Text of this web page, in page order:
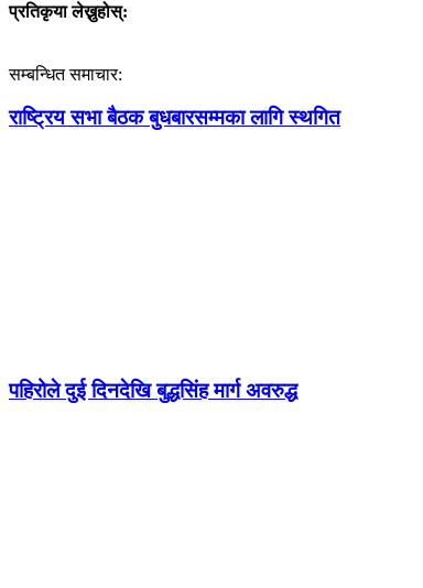
प्रतिकृया लेख्नुहोस्:
सम्बन्धित समाचार:
राष्ट्रिय सभा बैठक बुधबारसम्मका लागि स्थगित
पहिरोले दुई दिनदेखि बुद्धसिंह मार्ग अवरुद्ध